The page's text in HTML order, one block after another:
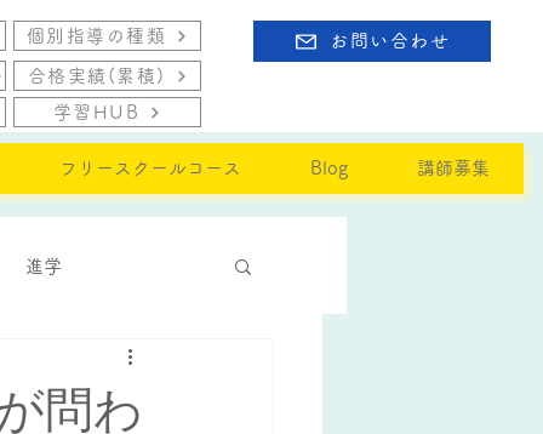
個別指導の種類
合格実績(累積)
学習HUB
お問い合わせ
フリースクールコース Blog 講師募集
進学
問わ